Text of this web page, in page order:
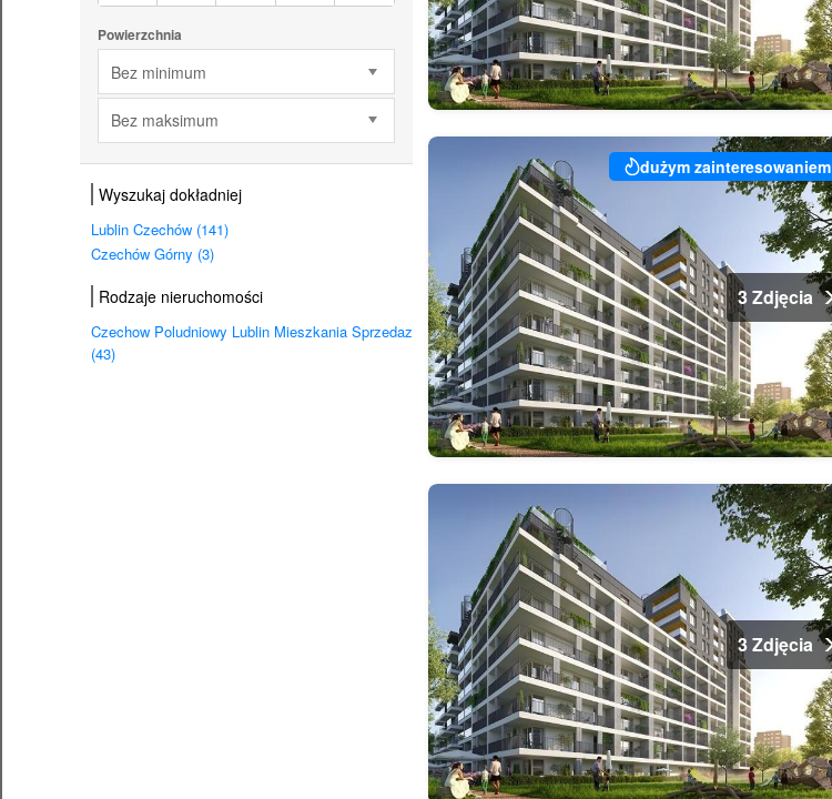
Powierzchnia
Bez minimum
Bez maksimum
Wyszukaj dokładniej
Lublin Czechów (141)
Czechów Górny (3)
Rodzaje nieruchomości
Czechow Poludniowy Lublin Mieszkania Sprzedaz
(43)
dużym zainteresowaniem
3 Zdjęcia
3 Zdjęcia